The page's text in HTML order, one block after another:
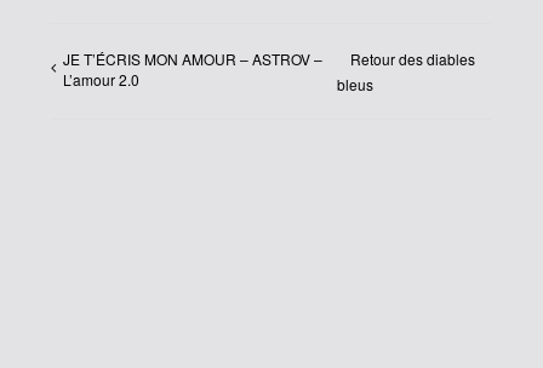
JE T’ÉCRIS MON AMOUR – ASTROV –
L’amour 2.0
Retour des diables
bleus